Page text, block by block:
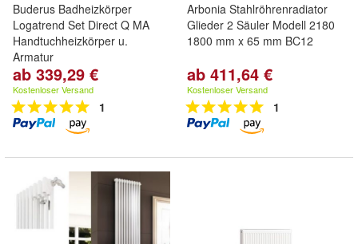
Buderus Badheizkörper
Logatrend Set Direct Q MA
Handtuchheizkörper u.
Armatur
ab 339,29 €
Kostenloser Versand
1
Arbonia Stahlröhrenradiator
Glieder 2 Säuler Modell 2180
1800 mm x 65 mm BC12
ab 411,64 €
Kostenloser Versand
1